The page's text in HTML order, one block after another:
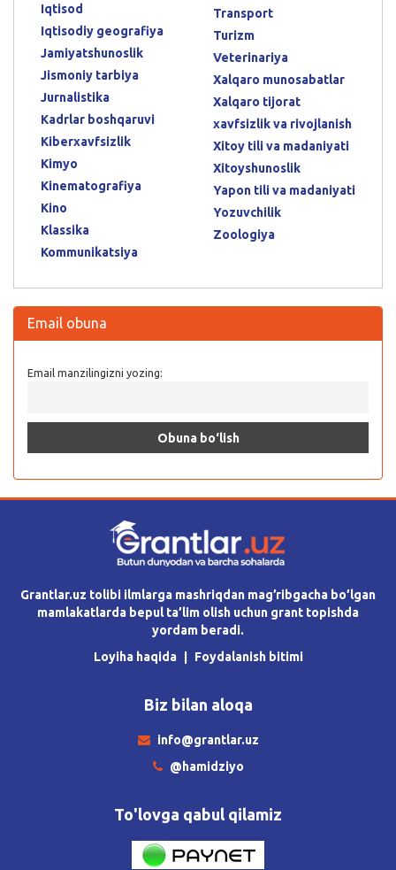
Iqtisod
Iqtisodiy geografiya
Jamiyatshunoslik
Jismoniy tarbiya
Jurnalistika
Kadrlar boshqaruvi
Kiberxavfsizlik
Kimyo
Kinematografiya
Kino
Klassika
Kommunikatsiya
Transport
Turizm
Veterinariya
Xalqaro munosabatlar
Xalqaro tijorat
xavfsizlik va rivojlanish
Xitoy tili va madaniyati
Xitoyshunoslik
Yapon tili va madaniyati
Yozuvchilik
Zoologiya
Email obuna
Email manzilingizni yozing:
Grantlar.uz tolibi ilmlarga mashriqdan mag’ribgacha bo’lgan
mamlakatlarda bepul ta’lim olish uchun grant topishda
yordam beradi.
Loyiha haqida
Foydalanish bitimi
Biz bilan aloqa
info@grantlar.uz
@hamidziyo
To'lovga qabul qilamiz